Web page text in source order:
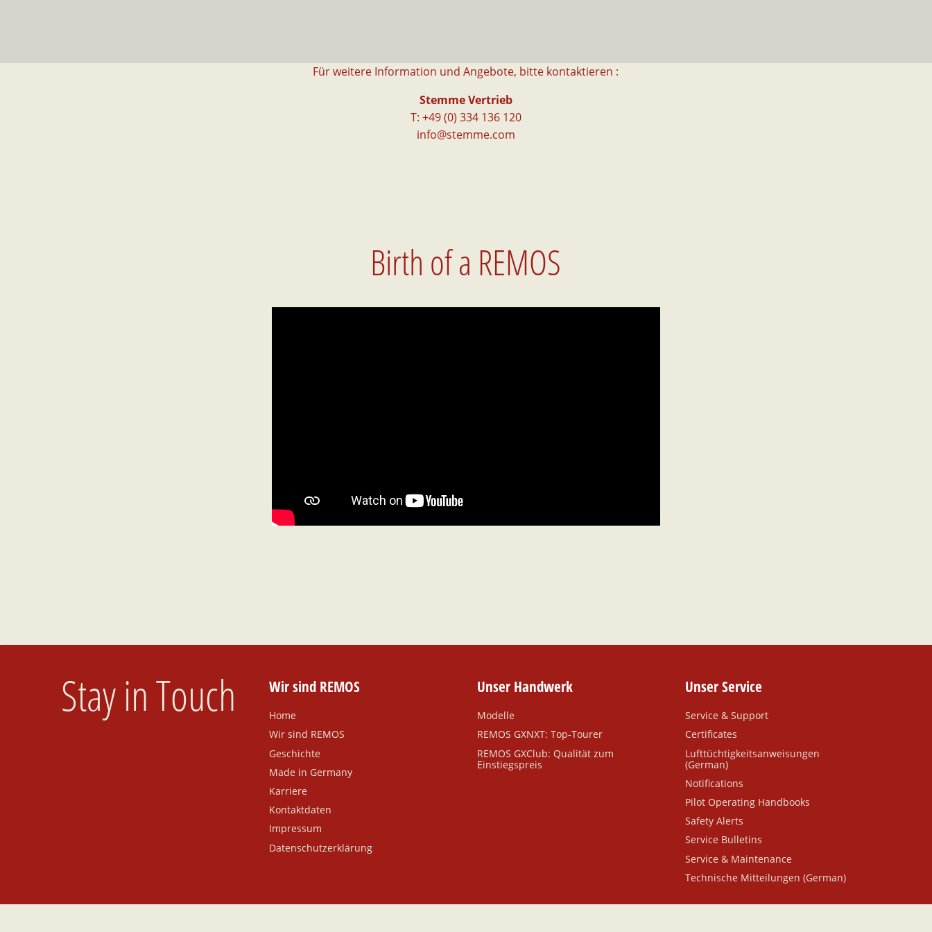
Für weitere Information und Angebote, bitte kontaktieren :
Stemme Vertrieb
T: +49 (0) 334 136 120
info@stemme.com
Birth of a REMOS
Stay in Touch Wir sind REMOS
Home
Wir sind REMOS
Geschichte
Made in Germany
Karriere
Kontaktdaten
Impressum
Datenschutzerklärung
Unser Handwerk
Modelle
REMOS GXNXT: Top-Tourer
REMOS GXClub: Qualität zum
Einstiegspreis
Unser Service
Service & Support
Certificates
Lufttüchtigkeitsanweisungen
(German)
Notifications
Pilot Operating Handbooks
Safety Alerts
Service Bulletins
Service & Maintenance
Technische Mitteilungen (German)